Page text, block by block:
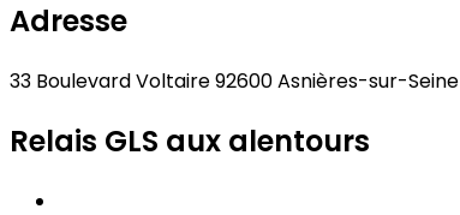
Adresse
33 Boulevard Voltaire 92600 Asnières-sur-Seine
Relais GLS aux alentours